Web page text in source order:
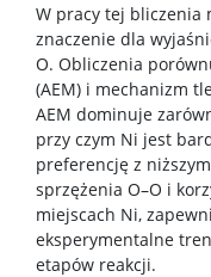
W pracy tej bliczenia
znaczenie dla
O. Obliczenia
(AEM) i mechanizm
AEM dominuje
przy czym Ni jest
preferencję z
sprzężenia O–O i
miejscach Ni,
eksperymentalne
etapów reakcji.